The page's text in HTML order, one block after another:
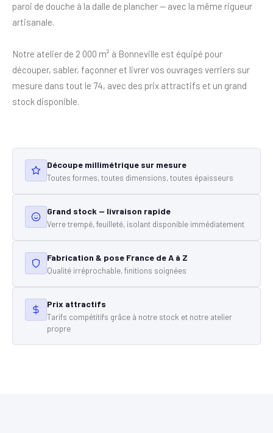
paroi de douche à la dalle de plancher — avec la même rigueur
artisanale.
Notre atelier de 2 000 m² à Bonneville est équipé pour
découper, sabler, façonner et livrer vos ouvrages verriers sur
mesure dans tout le 74, avec des prix attractifs et un grand
stock disponible.
Découpe millimétrique sur mesure
Toutes formes, toutes dimensions, toutes épaisseurs
Grand stock — livraison rapide
Verre trempé, feuilleté, isolant disponible immédiatement
Fabrication & pose France de A à Z
Qualité irréprochable, finitions soignées
Prix attractifs
Tarifs compétitifs grâce à notre stock et notre atelier
propre